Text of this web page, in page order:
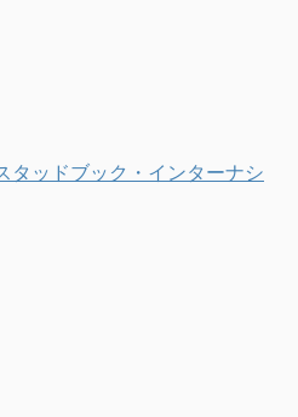
タッドブック・インターナシ